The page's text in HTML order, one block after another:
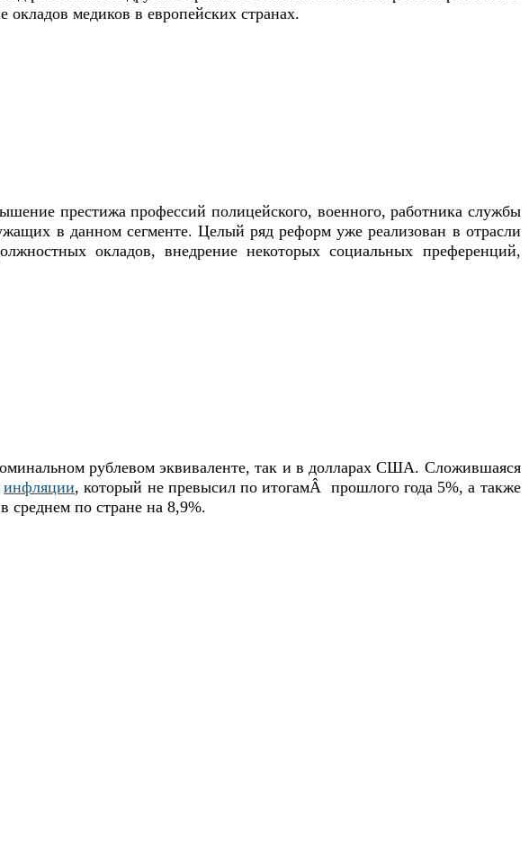
окладов медиков в европейских странах.
престижа профессий полицейского, военного, работника службы
в данном сегменте. Целый ряд реформ уже реализован в отрасли
окладов, внедрение некоторых социальных преференций,
рублевом эквиваленте, так и в долларах США. Сложившаяся
инфляции, который не превысил по итогамÂ прошлого года 5%, а также
среднем по стране на 8,9%.